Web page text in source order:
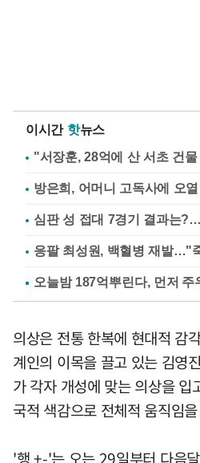
이시간 핫뉴스
"서장훈, 28억에 산 서초 건
방은희, 어머니 고독사에 오
심판 성 접대 7경기 결과는
응팔 최성원, 백혈병 재발…"
의상은 전통 한복에 현대적 감
계인의 이목을 끌고 있는 김영
가 각자 개성에 맞는 의상을 입
국적 색감으로 전체적 움직임
'행 +-'는 오는 29일부터 다음